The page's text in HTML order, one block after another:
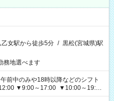
乙女駅から徒歩5分 / 黒松(宮城県)駅
地選べます
前中のみや18時以降などのシフト